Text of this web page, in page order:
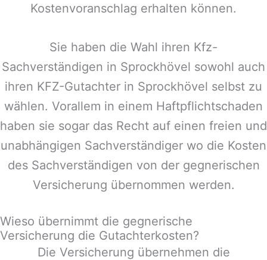
Kostenvoranschlag erhalten können.
Sie haben die Wahl ihren Kfz-
Sachverständigen in Sprockhövel sowohl auch
ihren KFZ-Gutachter in Sprockhövel selbst zu
wählen. Vorallem in einem Haftpflichtschaden
haben sie sogar das Recht auf einen freien und
unabhängigen Sachverständiger wo die Kosten
des Sachverständigen von der gegnerischen
Versicherung übernommen werden.
Wieso übernimmt die gegnerische
Versicherung die Gutachterkosten?
Die Versicherung übernehmen die